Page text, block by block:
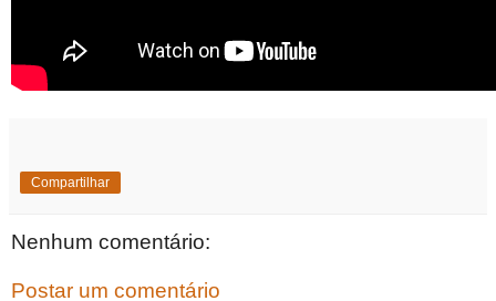
Compartilhar
Nenhum comentário:
Postar um comentário